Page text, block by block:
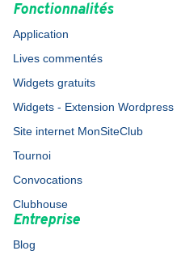
Fonctionnalités
Application
Lives commentés
Widgets gratuits
Widgets - Extension Wordpress
Site internet MonSiteClub
Tournoi
Convocations
Clubhouse
Entreprise
Blog